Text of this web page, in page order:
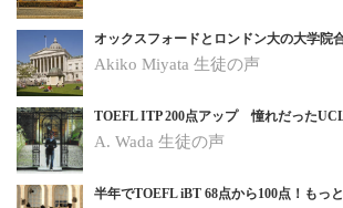
オックスフォードとロンドン大の大学院
Akiko Miyata 生徒の声
TOEFL ITP 200点アップ 憧れだった
A. Wada 生徒の声
半年でTOEFL iBT 68点から100点！もっ